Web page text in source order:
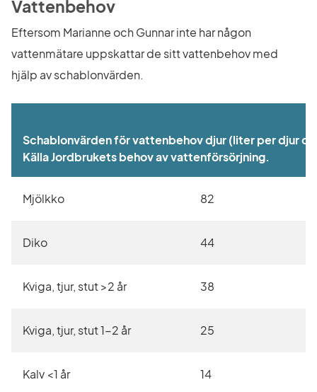
Vattenbehov
Eftersom Marianne och Gunnar inte har någon
vattenmätare uppskattar de sitt vattenbehov med
hjälp av schablonvärden.
Schablonvärden för vattenbehov djur (liter per djur
Källa Jordbrukets behov av vattenförsörjning.
Mjölkko 82
Diko 44
Kviga, tjur, stut >2 år 38
Kviga, tjur, stut 1-2 år 25
Kalv <1 år 14